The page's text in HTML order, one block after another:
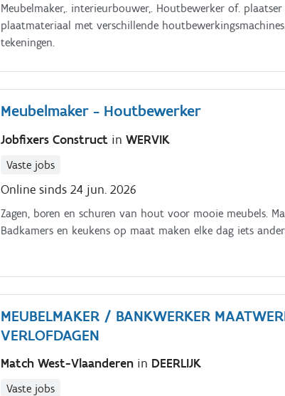
Meubelmaker,. interieurbouwer,. Houtbewerker of.
plaatmateriaal met verschillende
tekeningen.
Meubelmaker - Houtbewerker
Jobfixers Construct inWERVIK
Vaste jobs
Online sinds 24 jun. 2026
Zagen, boren en schuren van hout voor mooie meubels.
Badkamers en keukens op
MEUBELMAKER / BANKWERKER
VERLOFDAGEN
Match West-Vlaanderen in DEERLIJK
Vaste jobs